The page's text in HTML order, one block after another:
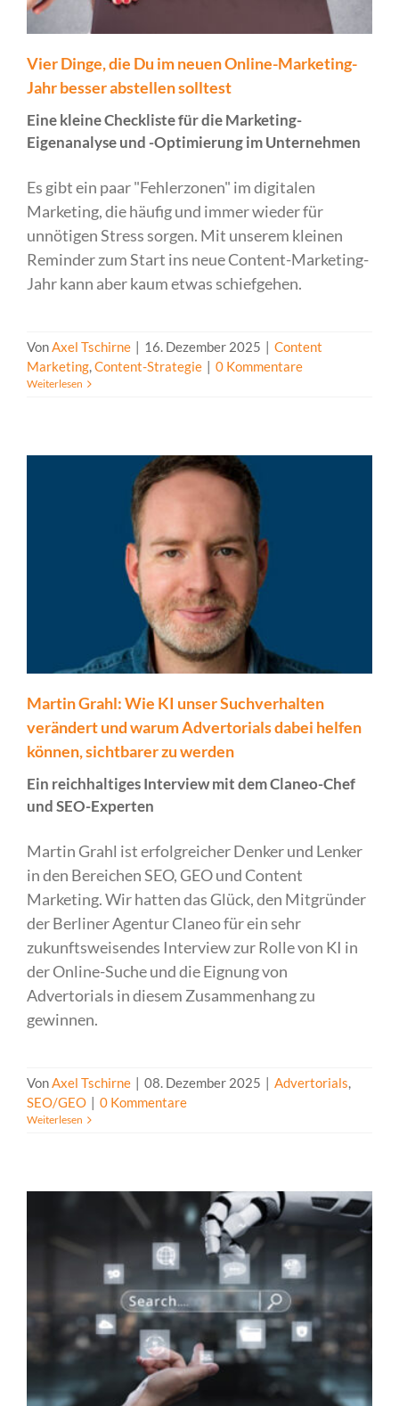
Vier Dinge, die Du im neuen Online-Marketing-
Jahr besser abstellen solltest
Eine kleine Checkliste für die Marketing-
Eigenanalyse und -Optimierung im Unternehmen
Es gibt ein paar "Fehlerzonen" im digitalen
Marketing, die häufig und immer wieder für
unnötigen Stress sorgen. Mit unserem kleinen
Reminder zum Start ins neue Content-Marketing-
Jahr kann aber kaum etwas schiefgehen.
VonAxel Tschirne 16. Dezember 2025
Content
Marketing,Content-Strategie 0 Kommentare
Weiterlesen
Martin Grahl: Wie KI unser Suchverhalten
verändert und warum Advertorials dabei helfen
können, sichtbarer zu werden
Ein reichhaltiges Interview mit dem Claneo-Chef
und SEO-Experten
Martin Grahl ist erfolgreicher Denker und Lenker
in den Bereichen SEO, GEO und Content
Marketing. Wir hatten das Glück, den Mitgründer
der Berliner Agentur Claneo für ein sehr
zukunftsweisendes Interview zur Rolle von KI in
der Online-Suche und die Eignung von
Advertorials in diesem Zusammenhang zu
gewinnen.
VonAxel Tschirne 08. Dezember 2025 Advertorials,
SEO/GEO
0 Kommentare
Weiterlesen